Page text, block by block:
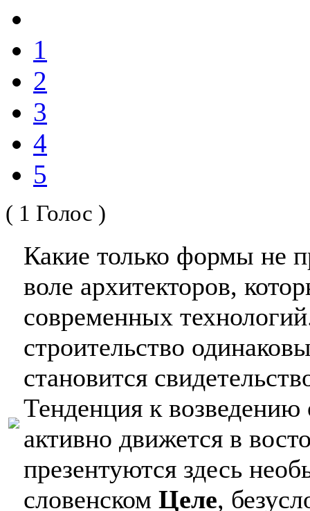
1
2
3
4
5
( 1 Голос )
Какие только формы не
воле архитекторов,
современных
строительство
становится
Тенденция к
активно движется в
презентуются здесь
словенском Целе,